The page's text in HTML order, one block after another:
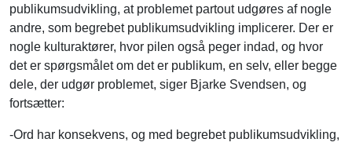
publikumsudvikling, at problemet partout udgøres af nogle
andre, som begrebet publikumsudvikling implicerer. Der er
nogle kulturaktører, hvor pilen også peger indad, og hvor
det er spørgsmålet om det er publikum, en selv, eller begge
dele, der udgør problemet, siger Bjarke Svendsen, og
fortsætter:
-Ord har konsekvens, og med begrebet publikumsudvikling,